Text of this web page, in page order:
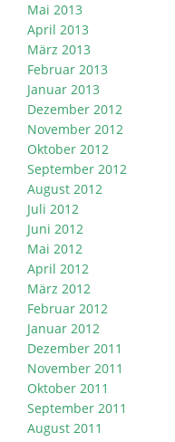
Mai 2013
April 2013
März 2013
Februar 2013
Januar 2013
Dezember 2012
November 2012
Oktober 2012
September 2012
August 2012
Juli 2012
Juni 2012
Mai 2012
April 2012
März 2012
Februar 2012
Januar 2012
Dezember 2011
November 2011
Oktober 2011
September 2011
August 2011